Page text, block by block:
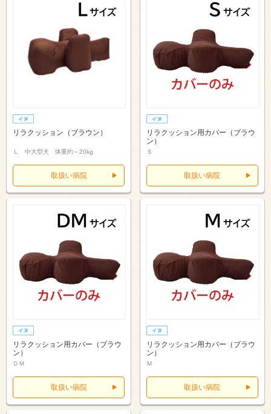
リラクッション（ブラウン）
Ｌ 中大型犬 体重約～20kg
取扱い病院
リラクッション用カバー（ブラウ
ン）
Ｓ
取扱い病院
リラクッション用カバー（ブラウ
ン）
ＤＭ
取扱い病院
リラクッション用カバー（ブラウ
ン）
Ｍ
取扱い病院